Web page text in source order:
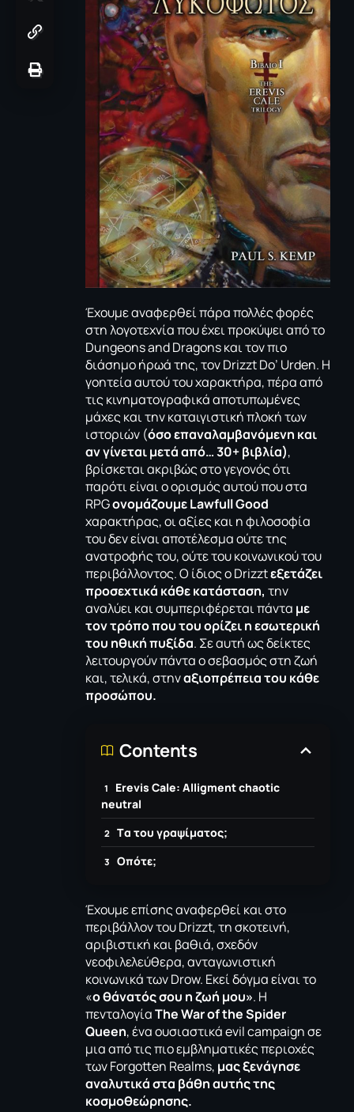
Έχουμε αναφερθεί πάρα πολλές φορές
στη λογοτεχνία που έχει προκύψει από το
Dungeons and Dragons καιτον πιο
διάσημο ήρωά της, τον Drizzt Do’ Urden. Η
γοητεία αυτού του χαρακτήρα, πέρα από
τις κινηματογραφικά αποτυπωμένες
μάχες και την καταιγιστική πλοκή των
ιστοριών (όσο επαναλαμβανόμενη και
αν γίνεται μετά από… 30+ βιβλία),
βρίσκεται ακριβώς στο γεγονός ότι
παρότι είναι ο ορισμός αυτού που στα
RPGονομάζουμεLawfull Good
χαρακτήρας, οι αξίες και η φιλοσοφία
του δεν είναι αποτέλεσμα ούτε της
ανατροφής του, ούτε του κοινωνικού του
περιβάλλοντος. Ο ίδιος ο Drizztεξετάζει
προσεχτικά κάθε κατάσταση, την
αναλύει και συμπεριφέρεται πάντα με
τον τρόπο που του ορίζει η εσωτερική
του ηθική πυξίδα. Σε αυτή ως δείκτες
λειτουργούν πάντα ο σεβασμός στη ζωή
και, τελικά, στηναξιοπρέπεια του κάθε
προσώπου.
Contents
Εrevis Cale: Alligment chaotic
neutral
Tα του γραψίματος;
Οπότε;
Έχουμε επίσης αναφερθεί και στο
περιβάλλον του Drizzt, τη σκοτεινή,
αριβιστική και βαθιά, σχεδόν
νεοφιλελεύθερα, ανταγωνιστική
κοινωνικά των Drow. Εκεί δόγμα είναι το
«ο θάνατός σου η ζωή μου». Η
πενταλογίαThe War of the Spider
Queen, ένα ουσιαστικά evil campaign σε
μια από τις πιο εμβληματικές περιοχές
των Forgotten Realms, μας ξενάγησε
αναλυτικά στα βάθη αυτής της
κοσμοθεώρησης.